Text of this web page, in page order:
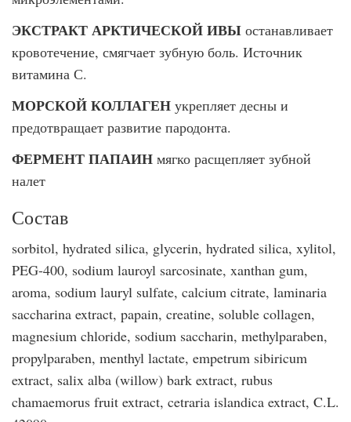
ЭКСТРАКТ АРКТИЧЕСКОЙ ИВЫ останавливает
кровотечение, смягчает зубную боль. Источник
витамина С.
МОРСКОЙ КОЛЛАГЕН укрепляет десны и
предотвращает развитие пародонта.
ФЕРМЕНТ ПАПАИН мягко расщепляет зубной
налет
Состав
sorbitol, hydrated silica, glycerin, hydrated silica, xylitol,
PEG-400, sodium lauroyl sarcosinate, xanthan gum,
aroma, sodium lauryl sulfate, calcium citrate, laminaria
saccharina extract, papain, creatine, soluble collagen,
magnesium chloride, sodium saccharin, methylparaben,
propylparaben, menthyl lactate, empetrum sibiricum
extract, salix alba (willow) bark extract, rubus
chamaemorus fruit extract, cetraria islandica extract, C.L.